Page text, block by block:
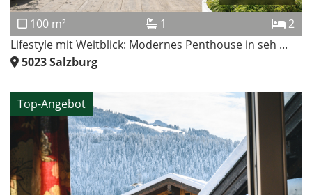
100 m² 1
2
Lifestyle mit Weitblick: Modernes Penthouse in seh ...
5023Salzburg
Top-Angebot